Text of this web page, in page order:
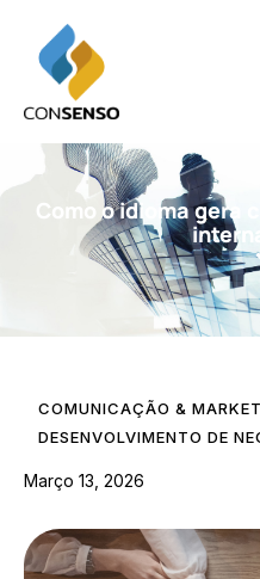
Como o idioma gera
COMUNICAÇÃO &
DESENVOLVIMENTO DE
Março 13, 2026